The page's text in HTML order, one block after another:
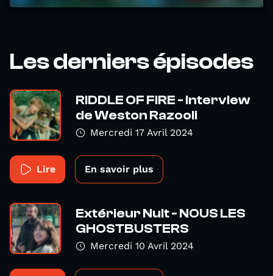
Les derniers épisodes
RIDDLE OF FIRE - Interview
de Weston Razooli
Mercredi 17 Avril 2024
Lire En savoir plus
Extérieur Nuit - NOUS LES
GHOSTBUSTERS
Mercredi 10 Avril 2024